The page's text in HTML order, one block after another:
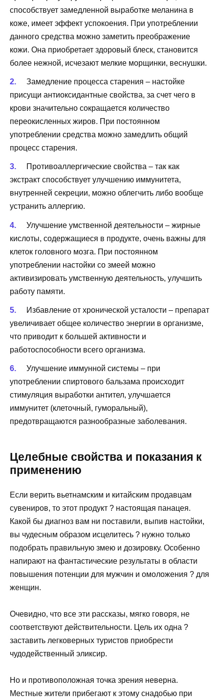
способствует замедленной выработке меланина в
коже, имеет эффект успокоения. При употреблении
данного средства можно заметить преображение
кожи. Она приобретает здоровый блеск, становится
более нежной, исчезают мелкие морщинки, веснушки.
Замедление процесса старения – настойке
присущи антиоксидантные свойства, за счет чего в
крови значительно сокращается количество
переокисленных жиров. При постоянном
употреблении средства можно замедлить общий
процесс старения.
Противоаллергические свойства – так как
экстракт способствует улучшению иммунитета,
внутренней секреции, можно облегчить либо вообще
устранить аллергию.
Улучшение умственной деятельности – жирные
кислоты, содержащиеся в продукте, очень важны для
клеток головного мозга. При постоянном
употреблении настойки со змеей можно
активизировать умственную деятельность, улучшить
работу памяти.
Избавление от хронической усталости – препарат
увеличивает общее количество энергии в организме,
что приводит к большей активности и
работоспособности всего организма.
Улучшение иммунной системы – при
употреблении спиртового бальзама происходит
стимуляция выработки антител, улучшается
иммунитет (клеточный, гуморальный),
предотвращаются разнообразные заболевания.
Целебные свойства и показания к
применению
Если верить вьетнамским и китайским продавцам
сувениров, то этот продукт ? настоящая панацея.
Какой бы диагноз вам ни поставили, выпив настойки,
вы чудесным образом исцелитесь ? нужно только
подобрать правильную змею и дозировку. Особенно
напирают на фантастические результаты в области
повышения потенции для мужчин и омоложения ? для
женщин.
Очевидно, что все эти рассказы, мягко говоря, не
соответствуют действительности. Цель их одна ?
заставить легковерных туристов приобрести
чудодейственный эликсир.
Но и противоположная точка зрения неверна.
Местные жители прибегают к этому снадобью при